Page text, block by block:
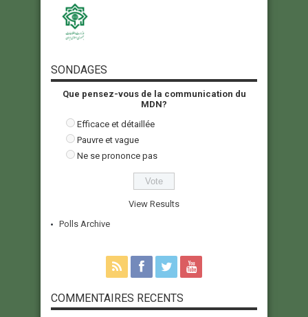
SONDAGES
Que pensez-vous de la communication du
MDN?
Efficace et détaillée
Pauvre et vague
Ne se prononce pas
View Results
Polls Archive
COMMENTAIRES RECENTS